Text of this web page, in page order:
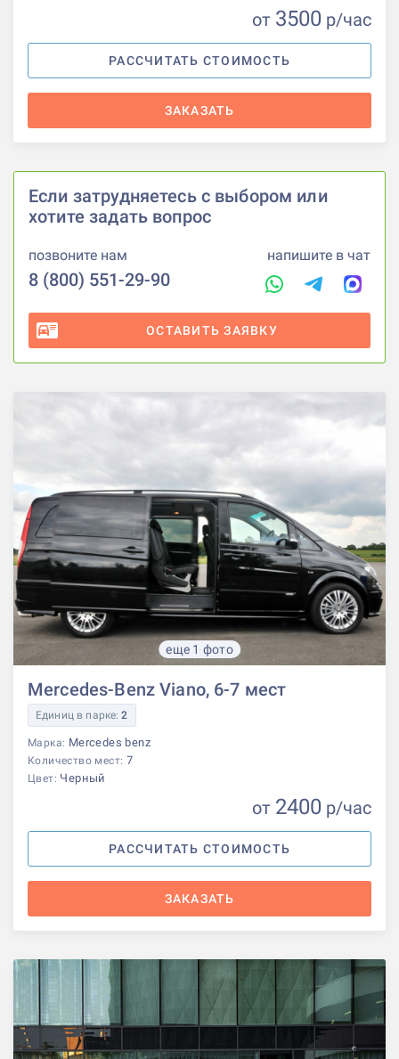
от 3500 р/час
РАССЧИТАТЬ СТОИМОСТЬ
ЗАКАЗАТЬ
еще 1 фото
Mercedes-Benz Viano, 6-7 мест
Единиц в парке:2
Марка: Mercedes benz
Количество мест: 7
Цвет: Черный
от 2400 р/час
РАССЧИТАТЬ СТОИМОСТЬ
ЗАКАЗАТЬ
Если затрудняетесь с выбором или
хотите задать вопрос
позвоните нам
8 (800) 551-29-90
напишите в чат
ОСТАВИТЬ ЗАЯВКУ